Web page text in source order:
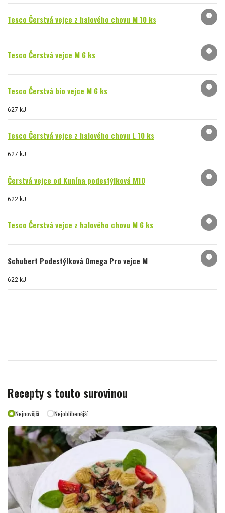
Tesco Čerstvá vejce z halového chovu M 10 ks info
Tesco Čerstvá vejce M 6 ks info
Tesco Čerstvá bio vejce M 6 ks
627 kJ
info
Tesco Čerstvá vejce z halového chovu L 10 ks
627 kJ
info
Čerstvá vejce od Kunína podestýlková M10
622 kJ
info
Tesco Čerstvá vejce z halového chovu M 6 ks info
Schubert Podestýlková Omega Pro vejce M
622 kJ
info
Recepty s touto surovinou
Nejnovější Nejoblíbenější